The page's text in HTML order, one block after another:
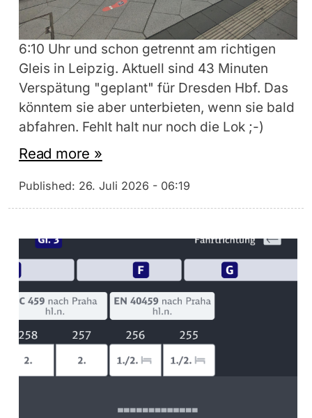
6:10 Uhr und schon getrennt am richtigen
Gleis in Leipzig. Aktuell sind 43 Minuten
Verspätung "geplant" für Dresden Hbf. Das
könntem sie aber unterbieten, wenn sie bald
abfahren. Fehlt halt nur noch die Lok ;-)
Read more »
Published: 26. Juli 2026 - 06:19